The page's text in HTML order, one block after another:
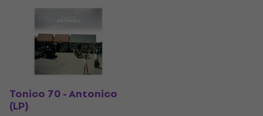
Tonico 70 - Antonico
(LP)